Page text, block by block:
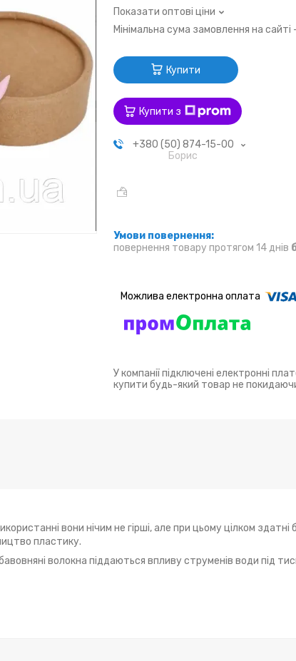
Показати оптові ціни
Мінімальна сума замовлення на
Купити
Купити з
+380 (50) 874-15-00
Борис
повернення товару протягом 14 днів
У компанії підключені електронні
купити будь-який товар не
вони нічим не гірші, але при цьому цілком здатні
пластику.
волокна піддаються впливу струменів води під